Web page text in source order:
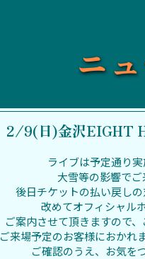
ニ
2/9(日)金沢EIGHT
ライブは予定通り実
大雪等の影響で
後日チケットの払い戻しの
改めてオフィシャル
ご案内させて頂きますので、
ご来場予定のお客様におかれ
ご確認のうえ、お気を